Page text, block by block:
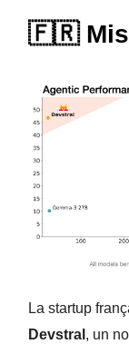
🇫🇷
La startup
Devstral , un